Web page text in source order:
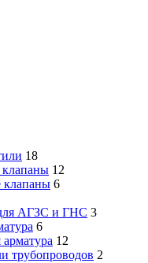
18
12
клапаны 6
АГЗС и ГНС 3
6
арматура 12
трубопроводов 2